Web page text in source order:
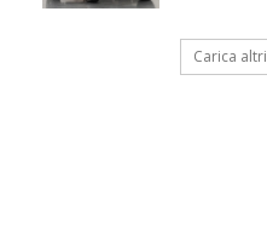
Carica altri